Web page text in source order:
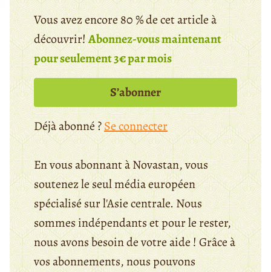
Vous avez encore 80 % de cet article à
découvrir!Abonnez-vous maintenant
pour seulement 3€ par mois
S’abonner
Déjà abonné ?Se connecter
En vous abonnant à Novastan, vous
soutenez le seul média européen
spécialisé sur l'Asie centrale. Nous
sommes indépendants et pour le rester,
nous avons besoin de votre aide ! Grâce à
vos abonnements, nous pouvons